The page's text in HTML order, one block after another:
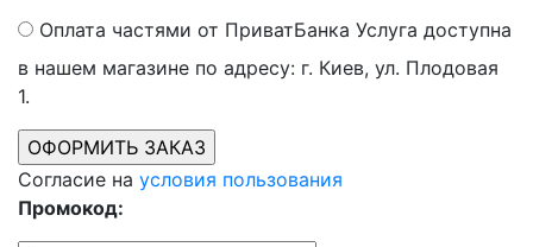
Оплата частями от ПриватБанка Услуга доступна
в нашем магазине по адресу: г. Киев, ул. Плодовая
1.
Согласие на условия пользования
Промокод: